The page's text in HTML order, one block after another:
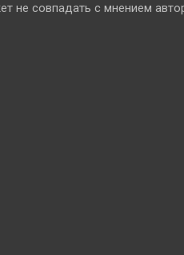
не совпадать с мнением